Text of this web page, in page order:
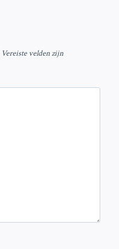
Vereiste velden zijn